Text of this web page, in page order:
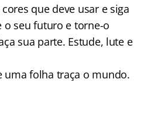
que deve usar e siga
o seu futuro e torne-o
sua parte. Estude, lute e
uma folha traça o mundo.